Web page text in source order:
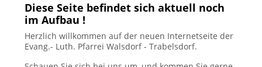
Diese Seite befindet sich aktuell noch
im Aufbau !
Herzlich willkommen auf der neuen Internetseite der
Evang.- Luth. Pfarrei Walsdorf - Trabelsdorf.